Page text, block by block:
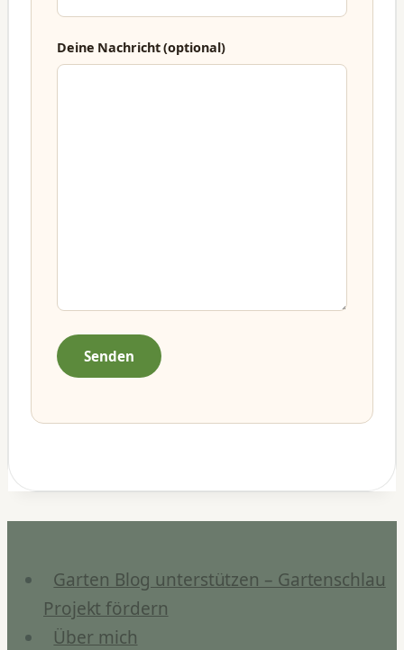
Deine Nachricht (optional)
Garten Blog unterstützen – Gartenschlau
Projekt fördern
Über mich